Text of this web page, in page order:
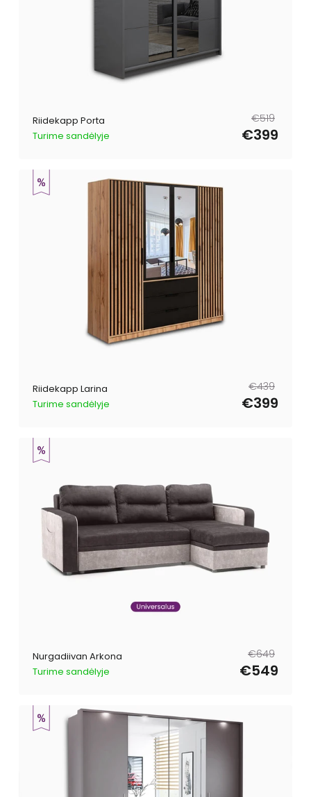
Riidekapp Porta
Turime sandėlyje
Tavahind
€519
Müügihind
€399
Riidekapp Larina
Turime sandėlyje
Tavahind
€439
Müügihind
€399
Nurgadiivan Arkona
Turime sandėlyje
Tavahind
€649
Müügihind
€549